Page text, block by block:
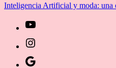
Inteligencia Artificial y moda: una